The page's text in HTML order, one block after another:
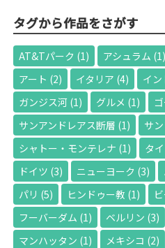
タグから作品をさがす
AT&Tパーク (1) アシュラム (1)
アート (2) イタリア (4) イン
ガンジス河(1) グルメ (1)
サンアンドレアス断層 (1) サ
シャトー・モンテレナ (1) タイ
ドイツ (3) ニューヨーク (3)
パリ (5) ヒンドゥー教 (1)
フーバーダム (1) ベルリン (3)
マンハッタン (1) メキシコ (2)